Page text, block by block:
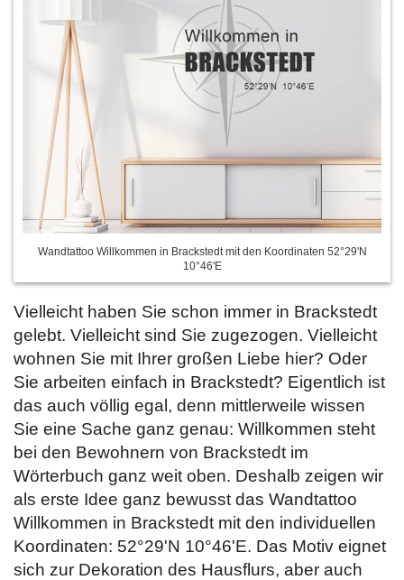
Wandtattoo Willkommen in Brackstedt mit den Koordinaten 52°29'N
10°46'E
Vielleicht haben Sie schon immer in Brackstedt
gelebt. Vielleicht sind Sie zugezogen. Vielleicht
wohnen Sie mit Ihrer großen Liebe hier? Oder
Sie arbeiten einfach in Brackstedt? Eigentlich ist
das auch völlig egal, denn mittlerweile wissen
Sie eine Sache ganz genau: Willkommen steht
bei den Bewohnern von Brackstedt im
Wörterbuch ganz weit oben. Deshalb zeigen wir
als erste Idee ganz bewusst das Wandtattoo
Willkommen in Brackstedt mit den individuellen
Koordinaten: 52°29'N 10°46'E. Das Motiv eignet
sich zur Dekoration des Hausflurs, aber auch